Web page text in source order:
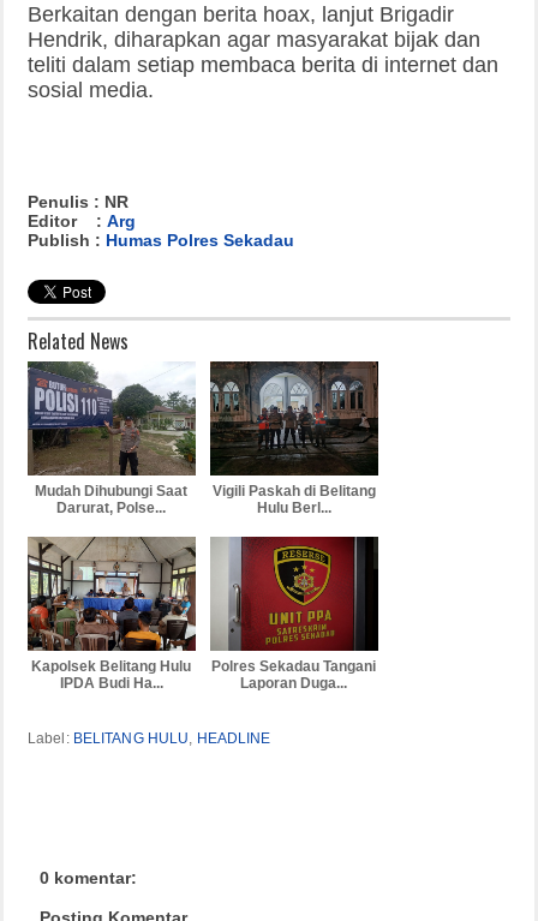
Berkaitan dengan berita hoax, lanjut Brigadir
Hendrik, diharapkan agar masyarakat bijak dan
teliti dalam setiap membaca berita di internet dan
sosial media.
Penulis : NR
Editor : Arg
Publish : Humas Polres Sekadau
Related News
Mudah Dihubungi Saat
Darurat, Polse...
Vigili Paskah di Belitang
Hulu Berl...
Kapolsek Belitang Hulu
IPDA Budi Ha...
Polres Sekadau Tangani
Laporan Duga...
Label: BELITANG HULU HEADLINE
0 komentar: